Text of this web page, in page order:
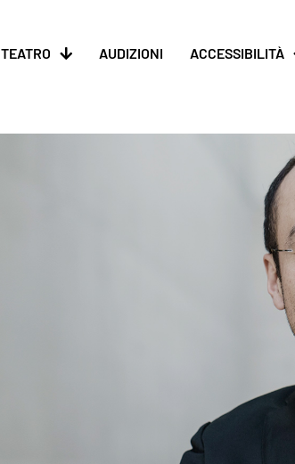
TEATRO AUDIZIONI ACCESSIBILITÀ